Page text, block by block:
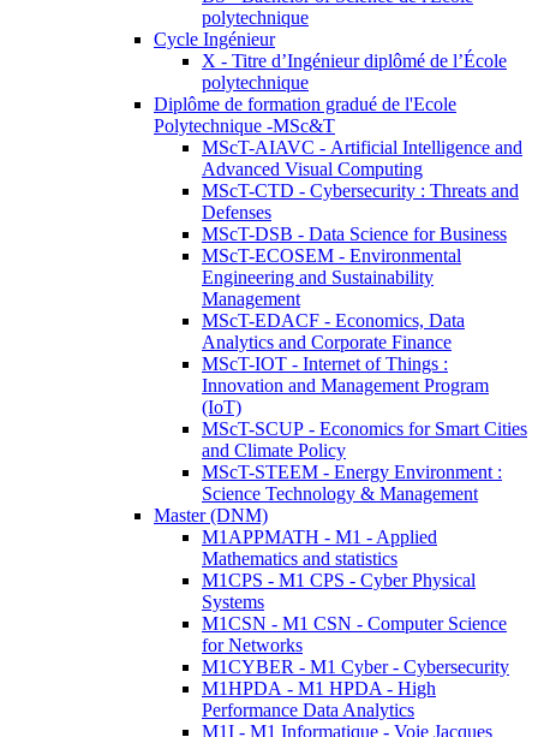
polytechnique
Cycle Ingénieur
X - Titre d’Ingénieur diplômé de l’École
polytechnique
Diplôme de formation gradué de l'Ecole
Polytechnique -MSc&T
MScT-AIAVC - Artificial Intelligence and
Advanced Visual Computing
MScT-CTD - Cybersecurity : Threats and
Defenses
MScT-DSB - Data Science for Business
MScT-ECOSEM - Environmental
Engineering and Sustainability
Management
MScT-EDACF - Economics, Data
Analytics and Corporate Finance
MScT-IOT - Internet of Things :
Innovation and Management Program
(IoT)
MScT-SCUP - Economics for Smart Cities
and Climate Policy
MScT-STEEM - Energy Environment :
Science Technology & Management
Master (DNM)
M1APPMATH - M1 - Applied
Mathematics and statistics
M1CPS - M1 CPS - Cyber Physical
Systems
M1CSN - M1 CSN - Computer Science
for Networks
M1CYBER - M1 Cyber - Cybersecurity
M1HPDA - M1 HPDA - High
Performance Data Analytics
M1I - M1 Informatique - Voie Jacques